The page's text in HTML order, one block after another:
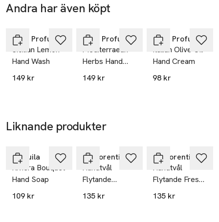
Andra har även köpt
Rudy Profumi
Sicilian Lemon
Hand Wash
149 kr
Rudy Profumi
Mediterraean
Herbs Hand
Wash
149 kr
Rudy Profumi
Italian Olive Oil
Hand Cream
98 kr
Liknande produkter
L´Acuila
Riviera Bouquet
Hand Soap
109 kr
La Florentina
Handtvål
Flytande
Pomegranate
135 kr
La Florentina
Handtvål
Flytande Fresh
Magnolia
135 kr